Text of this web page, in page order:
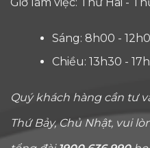
Sáng: 8h00 -
Chiều: 13h30 -
Quý khách hàng cần tư
Thứ Bảy, Chủ Nhật, vui